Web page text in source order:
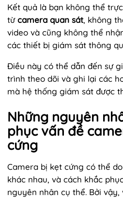
Kết quả là bạn không thể
từcamera quan sát, không
video và cũng không thể
các thiết bị giám sát thông
Điều này có thể dẫn đến sự
trình theo dõi và ghi lại các
mà hệ thống giám sát được
Những nguyên
phục vấn đề
cứng
Camera bị kẹt cứng có thể
khác nhau, và cách khắc
nguyên nhân cụ thể. Bởi